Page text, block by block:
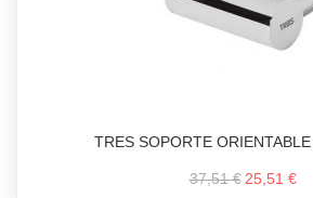
TRES SOPORTE
37,51 € 25,51 €